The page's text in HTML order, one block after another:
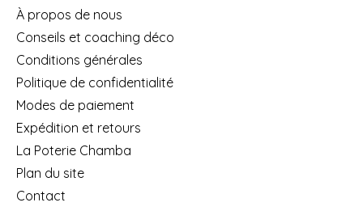
À propos de nous
Conseils et coaching déco
Conditions générales
Politique de confidentialité
Modes de paiement
Expédition et retours
La Poterie Chamba
Plan du site
Contact